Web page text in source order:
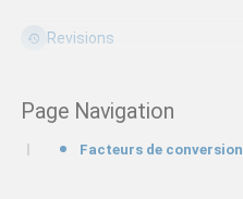
Revisions
Page Navigation
Facteurs de conversion